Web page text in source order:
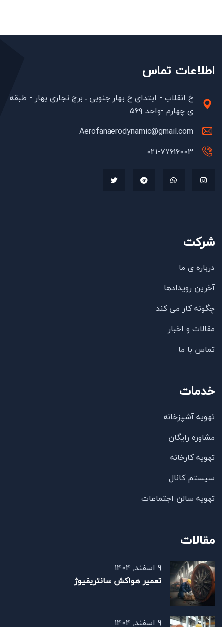
اطلاعات تماس
خ انقلاب - ابتدای خ بهار جنوبی ـ برج تجاری بهار - طبقه
ی چهارم -واحد ۵۶۹
Aerofanaerodynamic@gmail.com
021-77616003
شرکت
درباره ی ما
آخرین رویدادها
چگونه کار می کند
مقالات و اخبار
تماس با ما
خدمات
تهویه آشپزخانه
مشاوره رایگان
تهویه کارخانه
سیستم کانال
تهویه سالن اجتماعات
مقالات
9 اسفند, 1404
تعمیر هواکش سانتریفیوژ
9 اسفند, 1404